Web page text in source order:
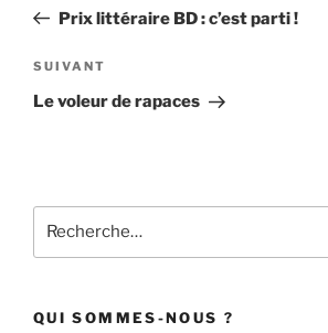
l’article
précédent
Prix littéraire BD : c’est parti !
Article
suivant
SUIVANT
Le voleur de rapaces
pour
QUI SOMMES-NOUS ?